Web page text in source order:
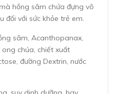
hồng sâm chứa đựng vô
đối với sức khỏe trẻ em.
sâm, Acanthopanax,
chúa, chiết xuất
đường Dextrin, nước